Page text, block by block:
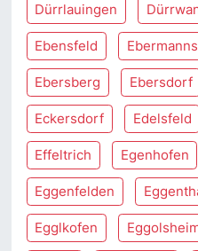
Dürrlauingen
Ebensfeld
Ebersberg Ebersdorf
Eckersdorf Edelsfeld
Effeltrich Egenhofen
Eggenfelden
Egglkofen